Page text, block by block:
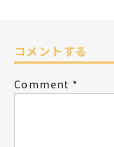
コメントする
Comment *